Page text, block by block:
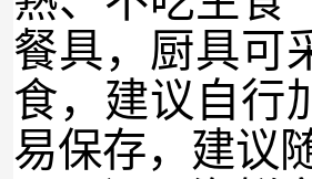
餐具，厨具可
食，建议自行
易保存，建议